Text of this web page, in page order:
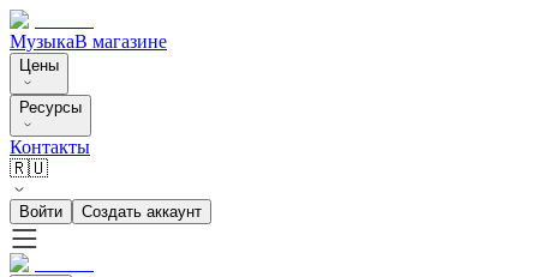
МузыкаВ магазине
Цены
Ресурсы
Контакты
🇷🇺
Войти Создать аккаунт